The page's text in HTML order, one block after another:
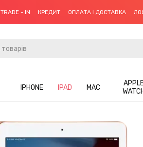
TRADE - IN КРЕДИТ ОПЛАТА І ДОСТАВКА
IPHONE IPAD MAC